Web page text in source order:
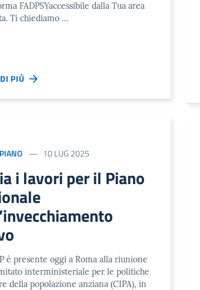
FADPSYaccessibile dalla Tua area
Ti chiediamo …
PIÙ
10 LUG 2025
i lavori per il Piano
è presente oggi a Roma alla riunione
interministeriale per le politiche
della popolazione anziana (CIPA), in